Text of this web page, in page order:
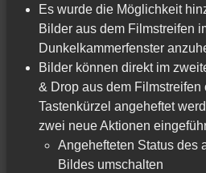
Es wurde die Möglichkeit
Bilder aus dem Filmstreifen
Dunkelkammerfenster
Bilder können direkt im
& Drop aus dem Filmstreifen
Tastenkürzel angeheftet
zwei neue Aktionen
Angehefteten Status des
Bildes umschalten